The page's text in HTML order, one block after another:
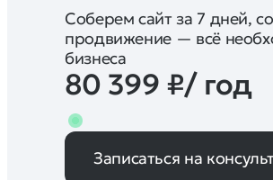
Соберем сайт за 7 дней,
продвижение — всё
бизнеса
80 399 ₽/ год
Записаться на